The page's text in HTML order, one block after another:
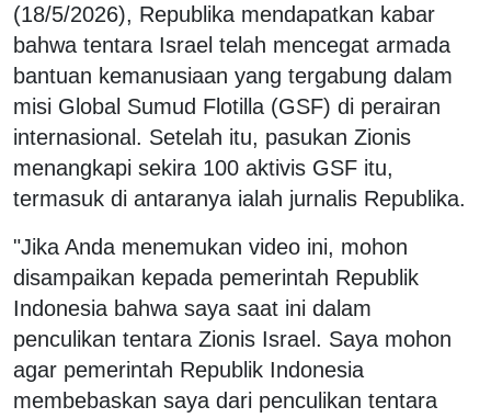
(18/5/2026), Republika mendapatkan kabar
bahwa tentara Israel telah mencegat armada
bantuan kemanusiaan yang tergabung dalam
misi Global Sumud Flotilla (GSF) di perairan
internasional. Setelah itu, pasukan Zionis
menangkapi sekira 100 aktivis GSF itu,
termasuk di antaranya ialah jurnalis Republika.
"Jika Anda menemukan video ini, mohon
disampaikan kepada pemerintah Republik
Indonesia bahwa saya saat ini dalam
penculikan tentara Zionis Israel. Saya mohon
agar pemerintah Republik Indonesia
membebaskan saya dari penculikan tentara